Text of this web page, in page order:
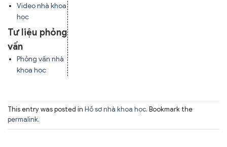
Video nhà khoa
học
Tư liệu phỏng
vấn
Phỏng vấn nhà
khoa học
This entry was posted in Hồ sơ nhà khoa học. Bookmark the
permalink.